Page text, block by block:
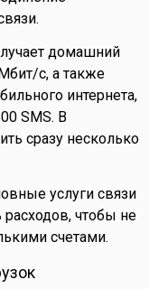
домашний
с, а также
интернета,
SMS. В
сразу несколько
услуги связи
расходов, чтобы не
счетами.